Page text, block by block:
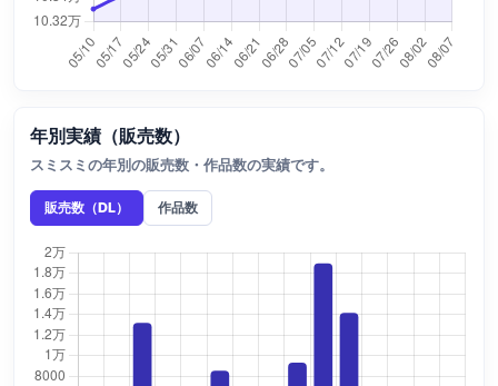
年別実績（販売数）
スミスミの年別の販売数・作品数の実績です。
販売数（DL） 作品数